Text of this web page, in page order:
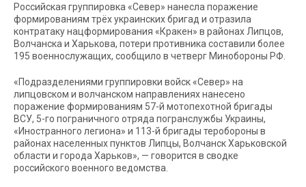
Российская группировка «Север» нанесла поражение
формированиям трёх украинских бригад и отразила
контратаку нацформирования «Кракен» в районах Липцов,
Волчанска и Харькова, потери противника составили более
195 военнослужащих, сообщило в четверг Минобороны РФ.
«Подразделениями группировки войск «Север» на
липцовском и волчанском направлениях нанесено
поражение формированиям 57-й мотопехотной бригады
ВСУ, 5-го пограничного отряда погранслужбы Украины,
«Иностранного легиона» и 113-й бригады теробороны в
районах населенных пунктов Липцы, Волчанск Харьковской
области и города Харьков», — говорится в сводке
российского военного ведомства.